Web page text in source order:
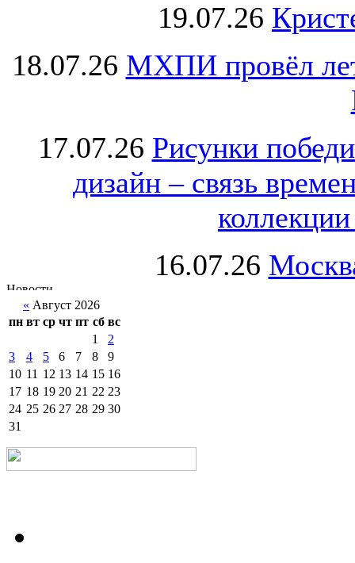
19.07.26
18.07.26 МХПИ провёл
17.07.26 Рисунки
дизайн – связь
16.07.26
« Август 2026
пн вт ср чт пт сб вс
1
2
3
4 5 6 7 8
9
10 11 12 13 14 15 16
17 18 19 20 21 22 23
24 25 26 27 28 29 30
31